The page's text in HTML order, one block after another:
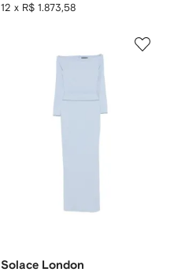
12 x R$ 1.873,58
Solace London